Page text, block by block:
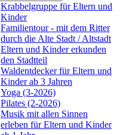
Krabbelgruppe für Eltern und
Kinder
Familientour - mit dem Ritter
durch die Alte Stadt / Altstadt
Eltern und Kinder erkunden
den Stadtteil
Waldentdecker für Eltern und
Kinder ab 3 Jahren
Yoga (3-2026)
Pilates (2-2026)
Musik mit allen Sinnen
erleben für Eltern und Kinder